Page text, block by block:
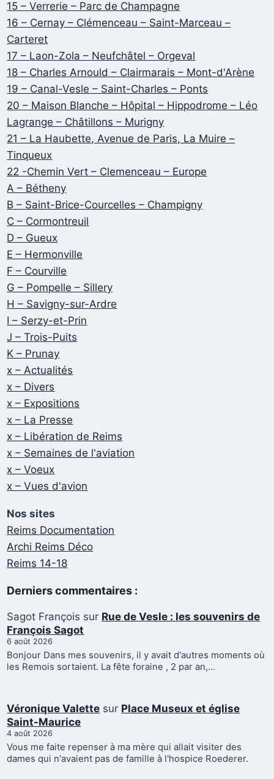
15 – Verrerie – Parc de Champagne
16 – Cernay – Clémenceau – Saint-Marceau –
Carteret
17 – Laon-Zola – Neufchâtel – Orgeval
18 – Charles Arnould – Clairmarais – Mont-d'Arène
19 – Canal-Vesle – Saint-Charles – Ponts
20 – Maison Blanche – Hôpital – Hippodrome – Léo
Lagrange – Châtillons – Murigny
21 – La Haubette, Avenue de Paris, La Muire –
Tinqueux
22 -Chemin Vert – Clemenceau – Europe
A – Bétheny
B – Saint-Brice-Courcelles – Champigny
C – Cormontreuil
D – Gueux
E – Hermonville
F – Courville
G – Pompelle – Sillery
H – Savigny-sur-Ardre
I – Serzy-et-Prin
J – Trois-Puits
K – Prunay
x – Actualités
x – Divers
x – Expositions
x – La Presse
x – Libération de Reims
x – Semaines de l'aviation
x – Voeux
x – Vues d'avion
Nos sites
Reims Documentation
Archi Reims Déco
Reims 14-18
Derniers commentaires :
Sagot François sur Rue de Vesle : les souvenirs de
François Sagot
6 août 2026
Bonjour Dans mes souvenirs, il y avait d'autres moments où
les Remois sortaient. La fête foraine , 2 par an,…
Véronique Valette sur Place Museux et église
Saint-Maurice
4 août 2026
Vous me faite repenser à ma mère qui allait visiter des
dames qui n'avaient pas de famille à l'hospice Roederer.